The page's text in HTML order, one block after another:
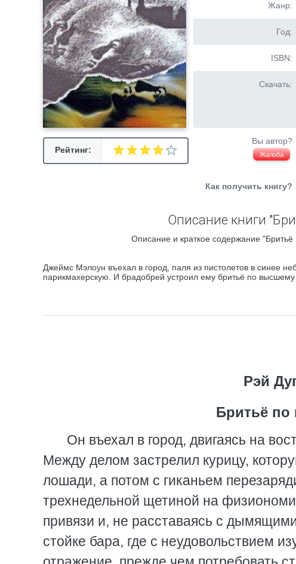
Рейтинг:
Жанр:
Год:
ISBN:
Скачать:
Вы автор?
Жалоба
Как получить книгу?
Описание книги
Описание и краткое содержание
Джеймс Мэлоун въехал в город, паля из пистолетов в синее
парикмахерскую. И брадобрей устроил ему бритьё по высшему
Рэй
Бритьё
Он въехал в город, двигаясь на
Между делом застрелил курицу,
лошади, а потом с гиканьем
трехнедельной щетиной на
привязи и, не расставаясь с
стойке бара, где с неудовольствием